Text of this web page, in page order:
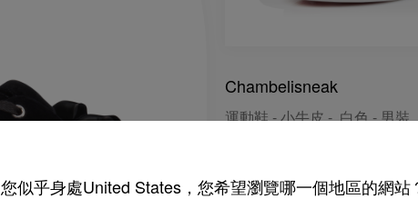
Chambelisneak
運動鞋 - 小牛皮 - 白色 - 男裝
您似乎身處United States，您希望瀏覽哪一個地區的網站